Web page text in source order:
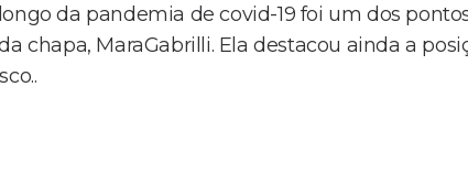
da pandemia de covid-19 foi um dos
chapa, MaraGabrilli. Ela destacou ainda a